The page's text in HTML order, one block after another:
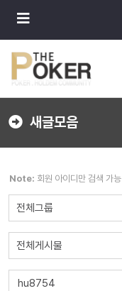
메
튼
새글모음
Note: 회원 아이디만 검색 가능